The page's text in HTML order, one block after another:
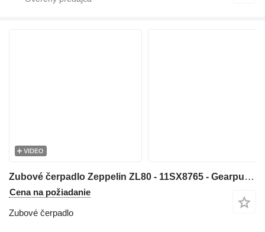
VIDEO
Zubové čerpadlo Zeppelin ZL80 - 11SX8765 - Gearpump/Zahnradpumpe na kolesového nakladača
Cena na požiadanie
Zubové čerpadlo